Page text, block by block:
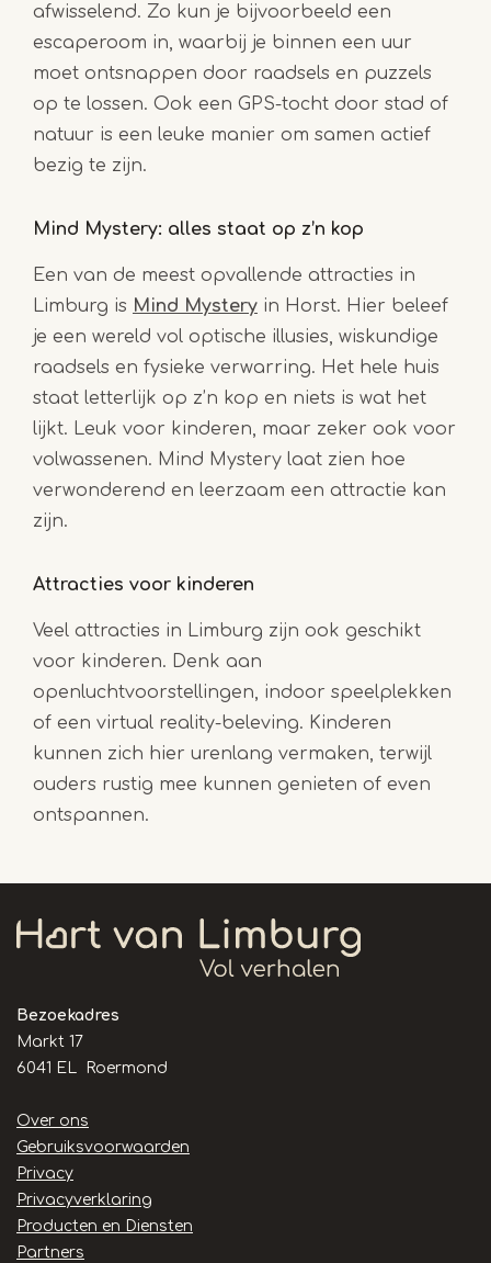
afwisselend. Zo kun je bijvoorbeeld een
escaperoom in, waarbij je binnen een uur
moet ontsnappen door raadsels en puzzels
op te lossen. Ook een GPS-tocht door stad of
natuur is een leuke manier om samen actief
bezig te zijn.
Mind Mystery: alles staat op z’n kop
Een van de meest opvallende attracties in
Limburg is Mind Mystery in Horst. Hier beleef
je een wereld vol optische illusies, wiskundige
raadsels en fysieke verwarring. Het hele huis
staat letterlijk op z’n kop en niets is wat het
lijkt. Leuk voor kinderen, maar zeker ook voor
volwassenen. Mind Mystery laat zien hoe
verwonderend en leerzaam een attractie kan
zijn.
Attracties voor kinderen
Veel attracties in Limburg zijn ook geschikt
voor kinderen. Denk aan
openluchtvoorstellingen, indoor speelplekken
of een virtual reality-beleving. Kinderen
kunnen zich hier urenlang vermaken, terwijl
ouders rustig mee kunnen genieten of even
ontspannen.
Bezoekadres
Markt 17
6041 EL Roermond
Handige
links
Over ons
Gebruiksvoorwaarden
Privacy
Privacyverklaring
Producten en Diensten
Partners